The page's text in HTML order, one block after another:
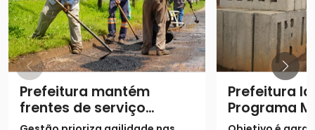
Prefeitura mantém
frentes de serviço
contra buracos no
Prefeitura
Programa
Potência